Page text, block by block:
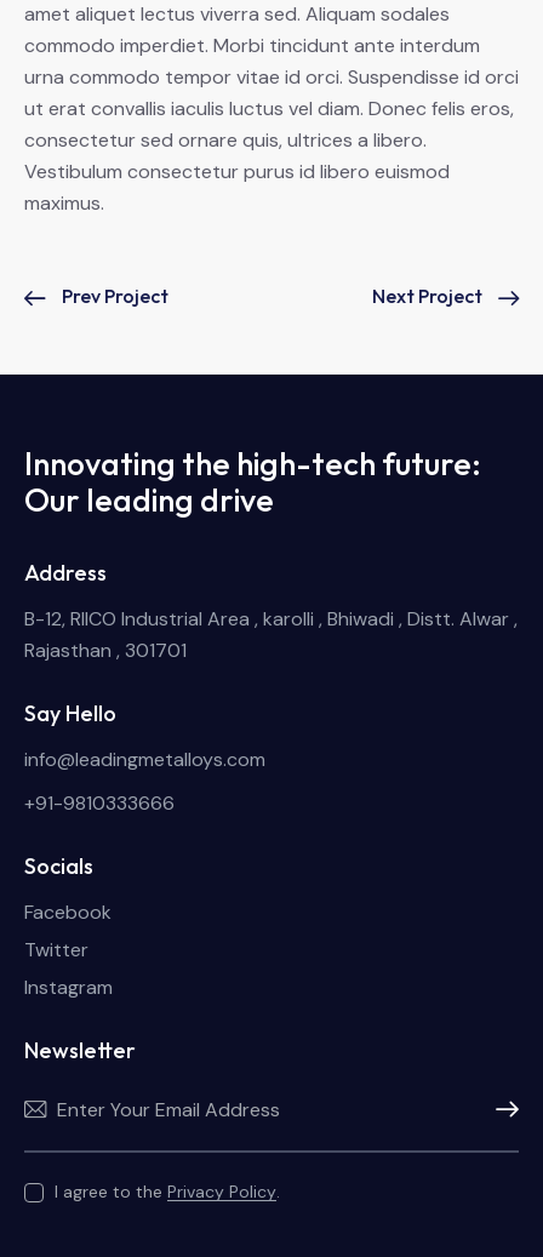
amet aliquet lectus viverra sed. Aliquam sodales
commodo imperdiet. Morbi tincidunt ante interdum
urna commodo tempor vitae id orci. Suspendisse id orci
ut erat convallis iaculis luctus vel diam. Donec felis eros,
consectetur sed ornare quis, ultrices a libero.
Vestibulum consectetur purus id libero euismod
maximus.
Prev Project Next Project
Innovating the high-tech future:
Our leading drive
Address
B-12, RIICO Industrial Area , karolli , Bhiwadi , Distt. Alwar ,
Rajasthan , 301701
Say Hello
info@leadingmetalloys.com
+91-9810333666
Socials
Facebook
Twitter
Instagram
Newsletter
I agree to the Privacy Policy.